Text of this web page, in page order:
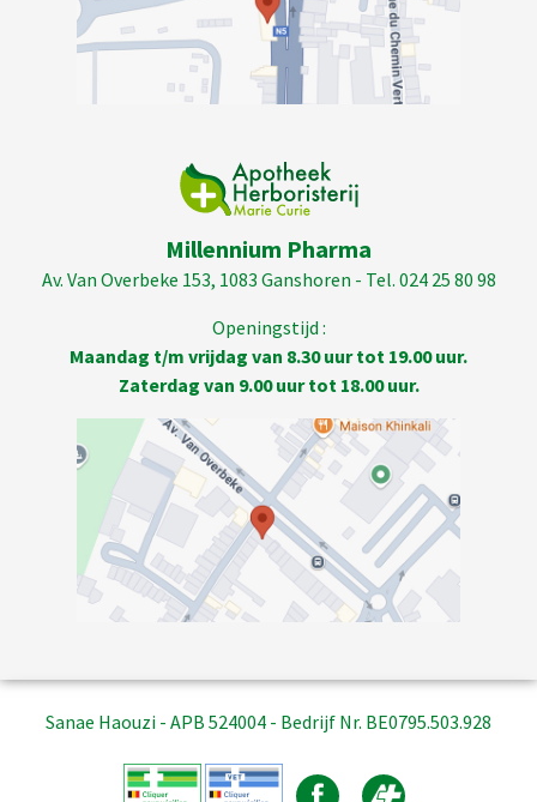
Millennium Pharma
Av. Van Overbeke 153, 1083 Ganshoren - Tel. 024 25 80 98
Openingstijd :
Maandag t/m vrijdag van 8.30 uur tot 19.00 uur.
Zaterdag van 9.00 uur tot 18.00 uur.
Sanae Haouzi - APB 524004 - Bedrijf Nr. BE0795.503.928